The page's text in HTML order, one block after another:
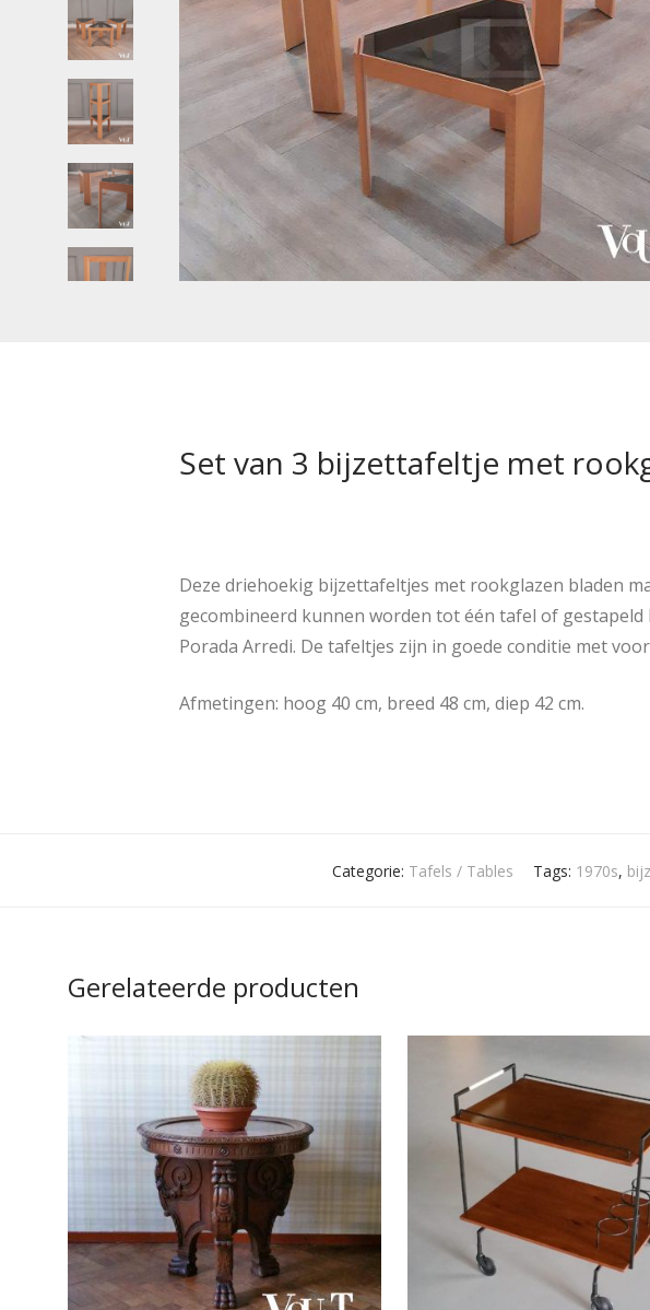
Set van 3 bijzettafeltje met
Deze driehoekig bijzettafeltjes met rookglazen bladen
gecombineerd kunnen worden tot één tafel of
Porada Arredi. De tafeltjes zijn in goede conditie met
Afmetingen: hoog 40 cm, breed 48 cm, diep 42 cm.
Categorie: Tafels / Tables Tags: 1970s,
Gerelateerde producten